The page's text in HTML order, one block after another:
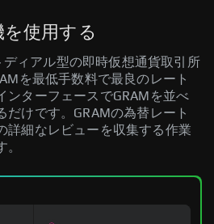
を使用する
ィアル型の即時仮想通貨取引所
を最低手数料で最良のレート
ンターフェースでGRAMを並べ
だけです。GRAMの為替レート
詳細なレビューを収集する作業
。